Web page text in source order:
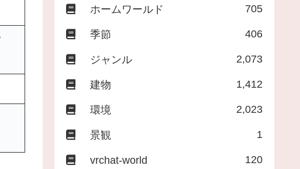
ホームワールド 705
季節 406
ジャンル 2,073
建物 1,412
環境 2,023
景観 1
vrchat-world 120